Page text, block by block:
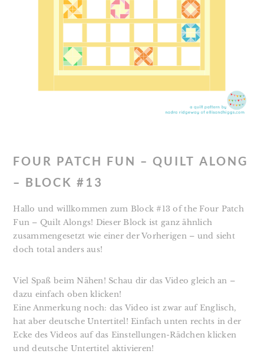
FOUR PATCH FUN – QUILT ALONG
– BLOCK #13
Hallo und willkommen zum Block #13 of the Four Patch
Fun – Quilt Alongs! Dieser Block ist ganz ähnlich
zusammengesetzt wie einer der Vorherigen – und sieht
doch total anders aus!
Viel Spaß beim Nähen! Schau dir das Video gleich an –
dazu einfach oben klicken!
Eine Anmerkung noch: das Video ist zwar auf Englisch,
hat aber deutsche Untertitel! Einfach unten rechts in der
Ecke des Videos auf das Einstellungen-Rädchen klicken
und deutsche Untertitel aktivieren!